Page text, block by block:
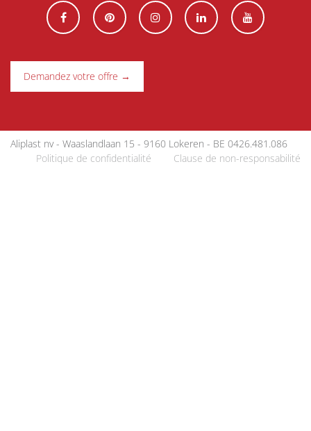
Demandez votre offre →
Aliplast nv - Waaslandlaan 15 - 9160 Lokeren - BE 0426.481.086
Politique de confidentialité
Clause de non-responsabilité